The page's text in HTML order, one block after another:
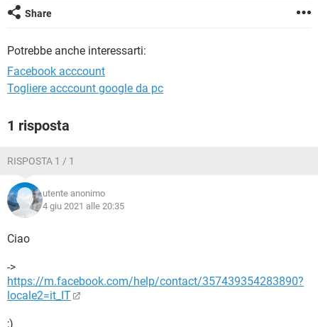
TIKTOK
Share
Potrebbe anche interessarti:
Facebook acccount
Togliere acccount google da pc
1 risposta
RISPOSTA 1 / 1
utente anonimo
4 giu 2021 alle 20:35
Ciao
->
https://m.facebook.com/help/contact/357439354283890?
locale2=it_IT
;)